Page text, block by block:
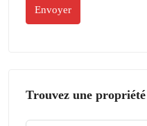
Trouvez une propriété